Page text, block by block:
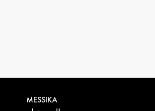
MESSIKA